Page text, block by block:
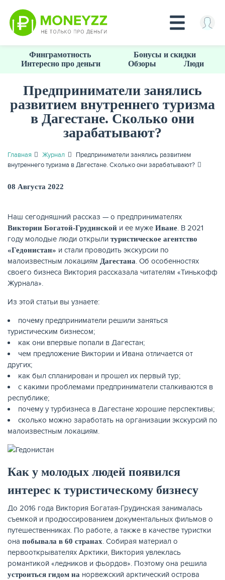
основному
содержанию
КРЕДИТЫ
КАРТЫ
ЗАЙМЫ
НАКОПЛЕНИЯ
Финграмотность
Бонусы и скидки
Интересно про деньги
Обзоры Люди
Предприниматели занялись
развитием внутреннего туризма
в Дагестане. Сколько они
зарабатывают?
Главная Журнал
Предприниматели занялись развитием
внутреннего туризма в Дагестане. Сколько они зарабатывают?
08 Августа 2022
Наш сегодняшний рассказ — о предпринимателях
Виктории Богатой-Грудинской и ее муже Иване . В 2021
году молодые люди открыли туристическое агентство
«Гедонистан» и стали проводить экскурсии по
малоизвестным локациям Дагестана . Об особенностях
своего бизнеса Виктория рассказала читателям «Тинькофф
Журнала».
Из этой статьи вы узнаете:
почему предприниматели решили заняться
туристическим бизнесом;
как они впервые попали в Дагестан;
чем предложение Виктории и Ивана отличается от
других;
как был спланирован и прошел их первый тур;
с какими проблемами предприниматели сталкиваются в
республике;
почему у турбизнеса в Дагестане хорошие перспективы;
сколько можно заработать на организации экскурсий по
малоизвестным локациям.
Как у молодых людей появился
интерес к туристическому бизнесу
До 2016 года Виктория Богатая-Грудинская занималась
съемкой и продюссированием документальных фильмов о
путешественниках. По работе, а также в качестве туристки
она побывала в 60 странах. Собирая материал о
первооткрывателях Арктики, Виктория увлеклась
романтикой «ледников и фьордов». Поэтому она решила
устроиться гидом на норвежский арктический острова